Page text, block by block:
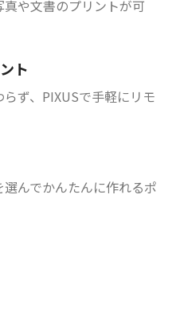
や文書のプリントが可
ト
ず、PIXUSで手軽にリモ
んでかんたんに作れるポ